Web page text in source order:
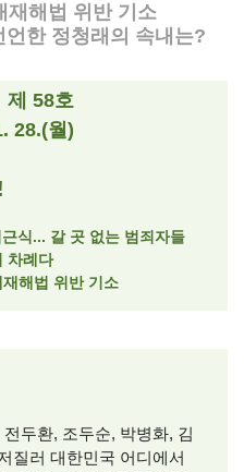
재해법 위반 기소
한 정청래의 속내는?
제 58호
28.(월)
근식... 갈 곳 없는 범죄자들
차례다
해법 위반 기소
두환, 조두순, 박병화, 김
질러 대한민국 어디에서